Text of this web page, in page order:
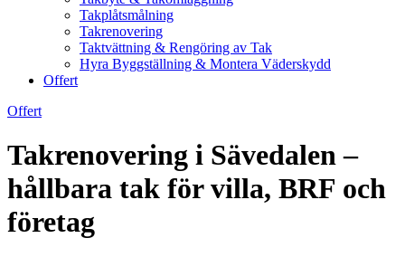
Takplåtsmålning
Takrenovering
Taktvättning & Rengöring av Tak
Hyra Byggställning & Montera Väderskydd
Offert
Offert
Takrenovering i Sävedalen –
hållbara tak för villa, BRF och
företag